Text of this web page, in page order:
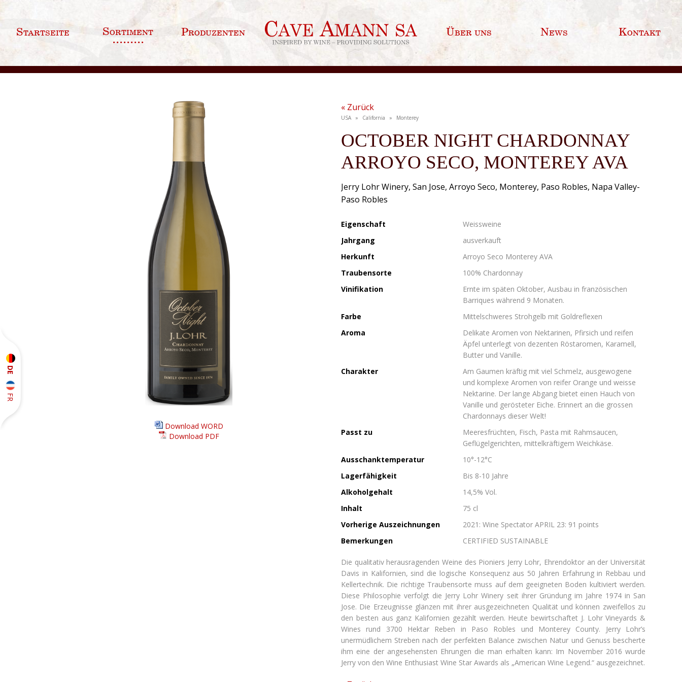
Startseite Sortiment Produzenten Über uns News Kontakt
DE
FR
Download WORD
Download PDF
« Zurück
USA » California » Monterey
OCTOBER NIGHT CHARDONNAY
ARROYO SECO, MONTEREY AVA
Jerry Lohr Winery, San Jose, Arroyo Seco, Monterey, Paso Robles, Napa Valley-
Paso Robles
Eigenschaft
Weissweine
Jahrgang
ausverkauft
Herkunft
Arroyo Seco Monterey AVA
Traubensorte
100% Chardonnay
Vinifikation
Ernte im späten Oktober, Ausbau in französischen
Barriques während 9 Monaten.
Farbe
Mittelschweres Strohgelb mit Goldreflexen
Aroma
Delikate Aromen von Nektarinen, Pfirsich und reifen
Äpfel unterlegt von dezenten Röstaromen, Karamell,
Butter und Vanille.
Charakter
Am Gaumen kräftig mit viel Schmelz, ausgewogene
und komplexe Aromen von reifer Orange und weisse
Nektarine. Der lange Abgang bietet einen Hauch von
Vanille und gerösteter Eiche. Erinnert an die grossen
Chardonnays dieser Welt!
Passt zu
Meeresfrüchten, Fisch, Pasta mit Rahmsaucen,
Geflügelgerichten, mittelkräftigem Weichkäse.
Ausschanktemperatur
10°-12°C
Lagerfähigkeit
Bis 8-10 Jahre
Alkoholgehalt
14,5% Vol.
Inhalt
75 cl
Vorherige Auszeichnungen
2021: Wine Spectator APRIL 23: 91 points
Bemerkungen
CERTIFIED SUSTAINABLE
Die qualitativ herausragenden Weine des Pioniers Jerry Lohr, Ehrendoktor an der Universität
Davis in Kalifornien, sind die logische Konsequenz aus 50 Jahren Erfahrung in Rebbau und
Kellertechnik. Die richtige Traubensorte muss auf dem geeigneten Boden kultiviert werden.
Diese Philosophie verfolgt die Jerry Lohr Winery seit ihrer Gründung im Jahre 1974 in San
Jose. Die Erzeugnisse glänzen mit ihrer ausgezeichneten Qualität und können zweifellos zu
den besten aus ganz Kalifornien gezählt werden. Heute bewirtschaftet J. Lohr Vineyards &
Wines rund 3700 Hektar Reben in Paso Robles und Monterey County. Jerry Lohr’s
unermüdlichem Streben nach der perfekten Balance zwischen Natur und Genuss bescherte
ihm eine der angesehensten Ehrungen die man erhalten kann: Im November 2016 wurde
Jerry von den Wine Enthusiast Wine Star Awards als „American Wine Legend.“ ausgezeichnet.